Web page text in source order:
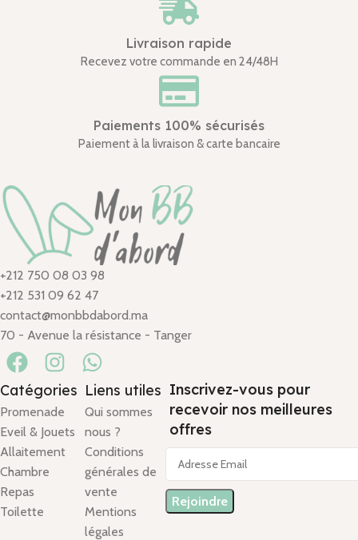
Livraison rapide
Recevez votre commande en 24/48H
Paiements 100% sécurisés
Paiement à la livraison & carte bancaire
+212 750 08 03 98
+212 531 09 62 47
contact@monbbdabord.ma
70 - Avenue la résistance - Tanger
Catégories
Promenade
Eveil & Jouets
Allaitement
Chambre
Repas
Toilette
Liens utiles
Qui sommes
nous ?
Conditions
générales de
vente
Mentions
légales
Inscrivez-vous pour
recevoir nos meilleures
offres